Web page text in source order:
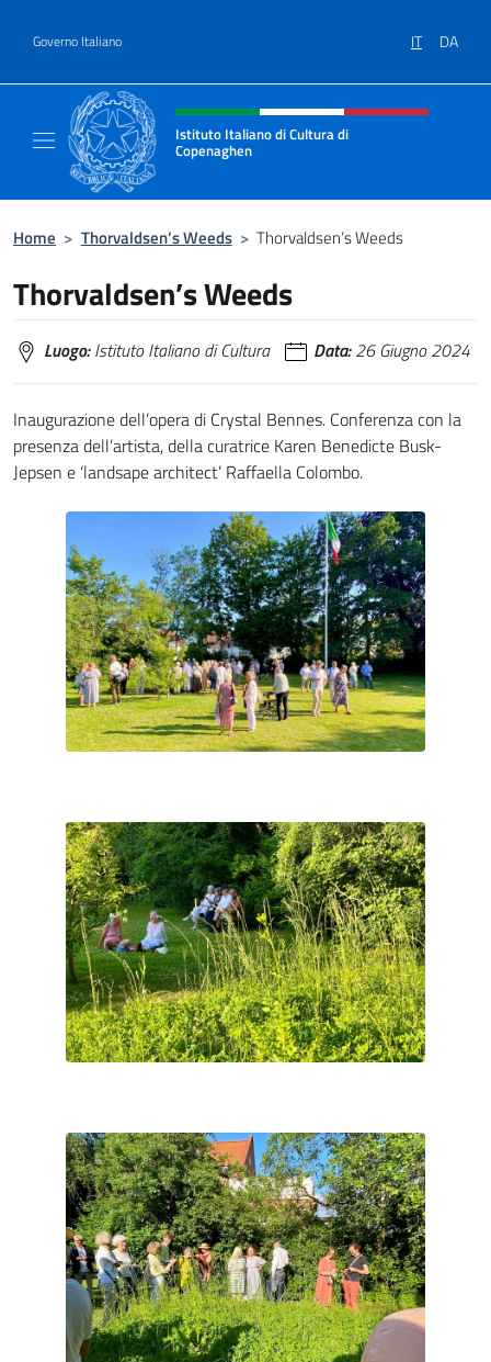
Governo Italiano IT DA
Intestazione sito, social e menù
Istituto Italiano di Cultura di
Copenaghen
Home > Thorvaldsen’s Weeds > Thorvaldsen’s Weeds
Thorvaldsen’s Weeds
Luogo:Istituto Italiano di Cultura Data:26 Giugno 2024
Inaugurazione dell’opera di Crystal Bennes. Conferenza con la
presenza dell’artista, della curatrice Karen Benedicte Busk-
Jepsen e ‘landsape architect’ Raffaella Colombo.